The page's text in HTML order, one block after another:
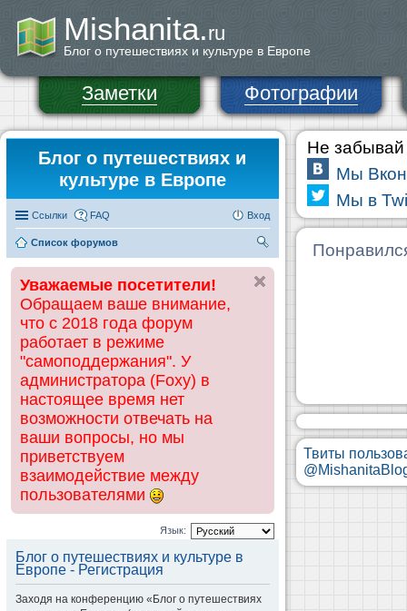
Mishanita.ru
Блог о путешествиях и культуре в Европе
Заметки Фотографии
Блог о путешествиях и
культуре в Европе
Ссылки FAQ Вход
Список форумов
ск
Уважаемые посетители!
Обращаем ваше внимание,
что с 2018 года форум
работает в режиме
"самоподдержания". У
администратора (Foxy) в
настоящее время нет
возможности отвечать на
ваши вопросы, но мы
приветствуем
взаимодействие между
пользователями
Язык:
Блог о путешествиях и культуре в
Европе - Регистрация
Заходя на конференцию «Блог о путешествиях
Не забывай
Мы
Мы в
Твиты